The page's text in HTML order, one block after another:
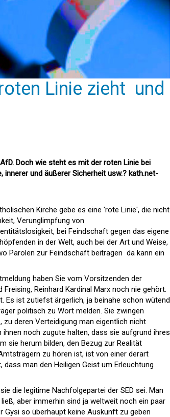
Linie zieht  und
Doch wie steht es mit der roten Linie bei
innerer und äußerer Sicherheit usw.? kath.net-
Kirche gebe es eine 'rote Linie', die nicht
Verunglimpfung von
bei Feindschaft gegen das eigene
in der Welt, auch bei der Art und Weise,
Parolen zur Feindschaft beitragen  da kann ein
haben Sie vom Vorsitzenden der
Reinhard Kardinal Marx noch nie gehört.
Es ist zutiefst ärgerlich, ja beinahe schon wütend
politisch zu Wort melden. Sie zwingen
deren Verteidigung man eigentlich nicht
noch zugute halten, dass sie aufgrund ihres
sie herum bilden, den Bezug zur Realität
zu hören ist, ist von einer derart
man den Heiligen Geist um Erleuchtung
die legitime Nachfolgepartei der SED sei. Man
aber immerhin sind ja weltweit noch ein paar
Gysi so überhaupt keine Auskunft zu geben